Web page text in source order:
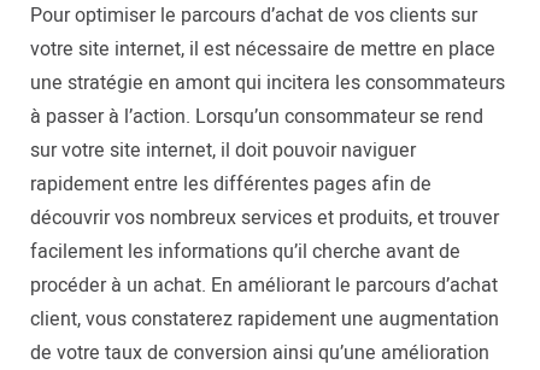
Pour optimiser le parcours d’achat de vos clients sur
votre site internet, il est nécessaire de mettre en place
une stratégie en amont qui incitera les consommateurs
à passer à l’action. Lorsqu’un consommateur se rend
sur votre site internet, il doit pouvoir naviguer
rapidement entre les différentes pages afin de
découvrir vos nombreux services et produits, et trouver
facilement les informations qu’il cherche avant de
procéder à un achat. En améliorant le parcours d’achat
client, vous constaterez rapidement une augmentation
de votre taux de conversion ainsi qu’une amélioration